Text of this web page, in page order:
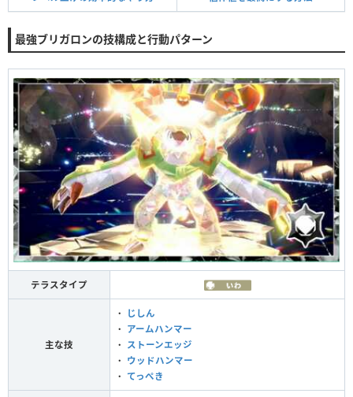
最強ブリガロンの技構成と行動パターン
テラスタイプ
主な技
・
じしん
・ アームハンマー
・
ストーンエッジ
・ ウッドハンマー
・ てっぺき